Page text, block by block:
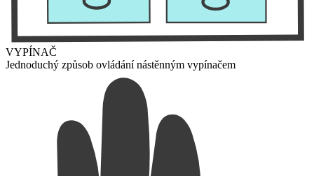
VYPÍNAČ
Jednoduchý způsob ovládání nástěnným vypínačem